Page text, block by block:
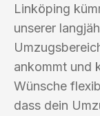
Linköping
unserer
ankommt und
Wünsche
dass dein